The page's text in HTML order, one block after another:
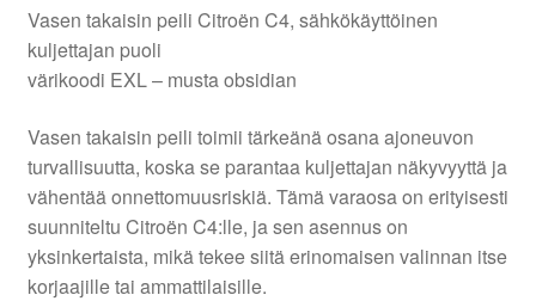
Vasen takaisin peili Citroën C4, sähkökäyttöinen
kuljettajan puoli
värikoodi EXL – musta obsidian
Vasen takaisin peili toimii tärkeänä osana ajoneuvon
turvallisuutta, koska se parantaa kuljettajan näkyvyyttä ja
vähentää onnettomuusriskiä. Tämä varaosa on erityisesti
suunniteltu Citroën C4:lle, ja sen asennus on
yksinkertaista, mikä tekee siitä erinomaisen valinnan itse
korjaajille tai ammattilaisille.